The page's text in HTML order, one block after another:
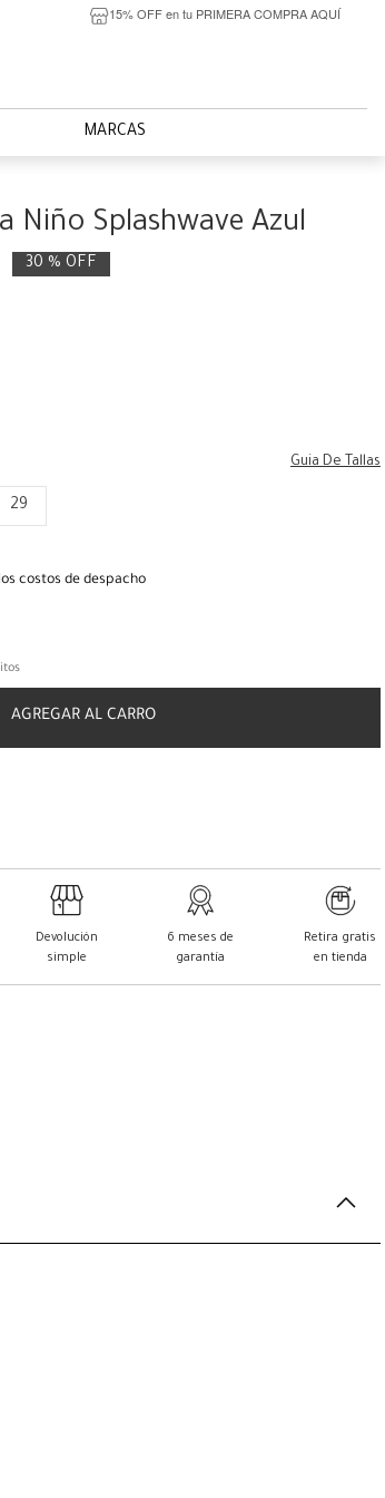
15% OFF en tu PRIMERA COMPRA AQUÍ
MARCAS
Niño Splashwave Azul
30 % OFF
Guia De Tallas
29
costos de despacho
AGREGAR AL CARRO
Devolución
simple
6 meses de
garantía
Retira gratis
en tienda